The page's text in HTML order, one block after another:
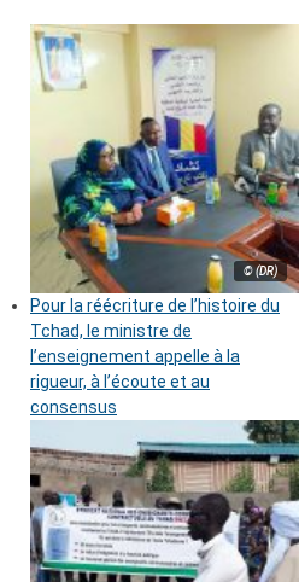
© (DR)
Pour la réécriture de l’histoire du
Tchad, le ministre de
l’enseignement appelle à la
rigueur, à l’écoute et au
consensus